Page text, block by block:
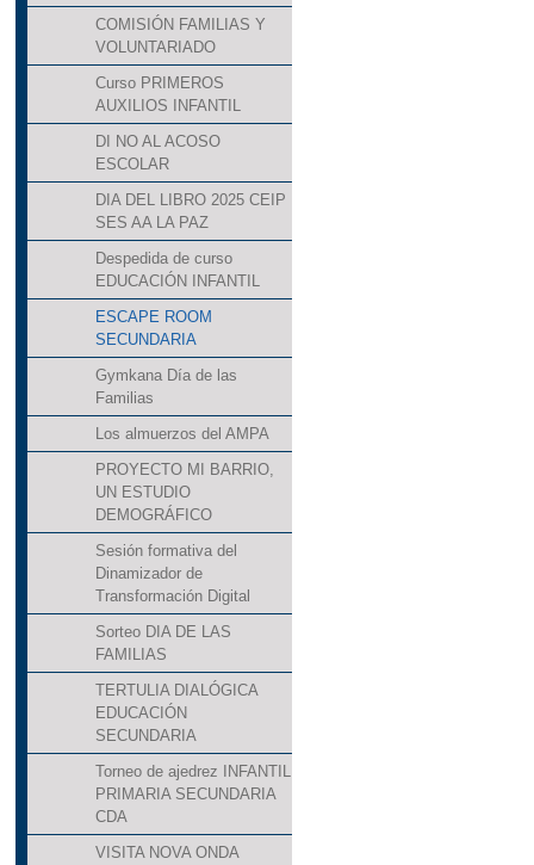
COMISIÓN FAMILIAS Y
VOLUNTARIADO
Curso PRIMEROS
AUXILIOS INFANTIL
DI NO AL ACOSO
ESCOLAR
DIA DEL LIBRO 2025 CEIP
SES AA LA PAZ
Despedida de curso
EDUCACIÓN INFANTIL
ESCAPE ROOM
SECUNDARIA
Gymkana Día de las
Familias
Los almuerzos del AMPA
PROYECTO MI BARRIO,
UN ESTUDIO
DEMOGRÁFICO
Sesión formativa del
Dinamizador de
Transformación Digital
Sorteo DIA DE LAS
FAMILIAS
TERTULIA DIALÓGICA
EDUCACIÓN
SECUNDARIA
Torneo de ajedrez INFANTIL
PRIMARIA SECUNDARIA
CDA
VISITA NOVA ONDA